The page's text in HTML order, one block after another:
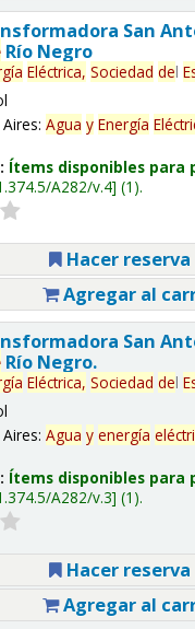
San
Río Negro
Eléctrica, Sociedad del
Agua y Energía
Ítems disponibles para
A282/v.4 (1).
Hacer reserva
Agregar al
San
Río Negro.
Eléctrica, Sociedad del
Agua y energía
Ítems disponibles para
A282/v.3 (1).
Hacer reserva
Agregar al